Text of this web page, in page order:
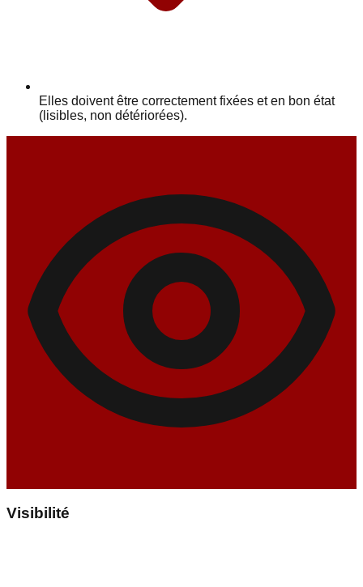
Elles doivent être correctement fixées et en bon état
(lisibles, non détériorées).
Visibilité